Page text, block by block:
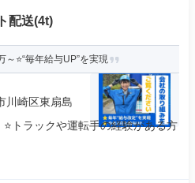
配送(4t)
⭐“毎年給与UP”を実現
川崎区東扇島
トラックや運転手の経験がある方